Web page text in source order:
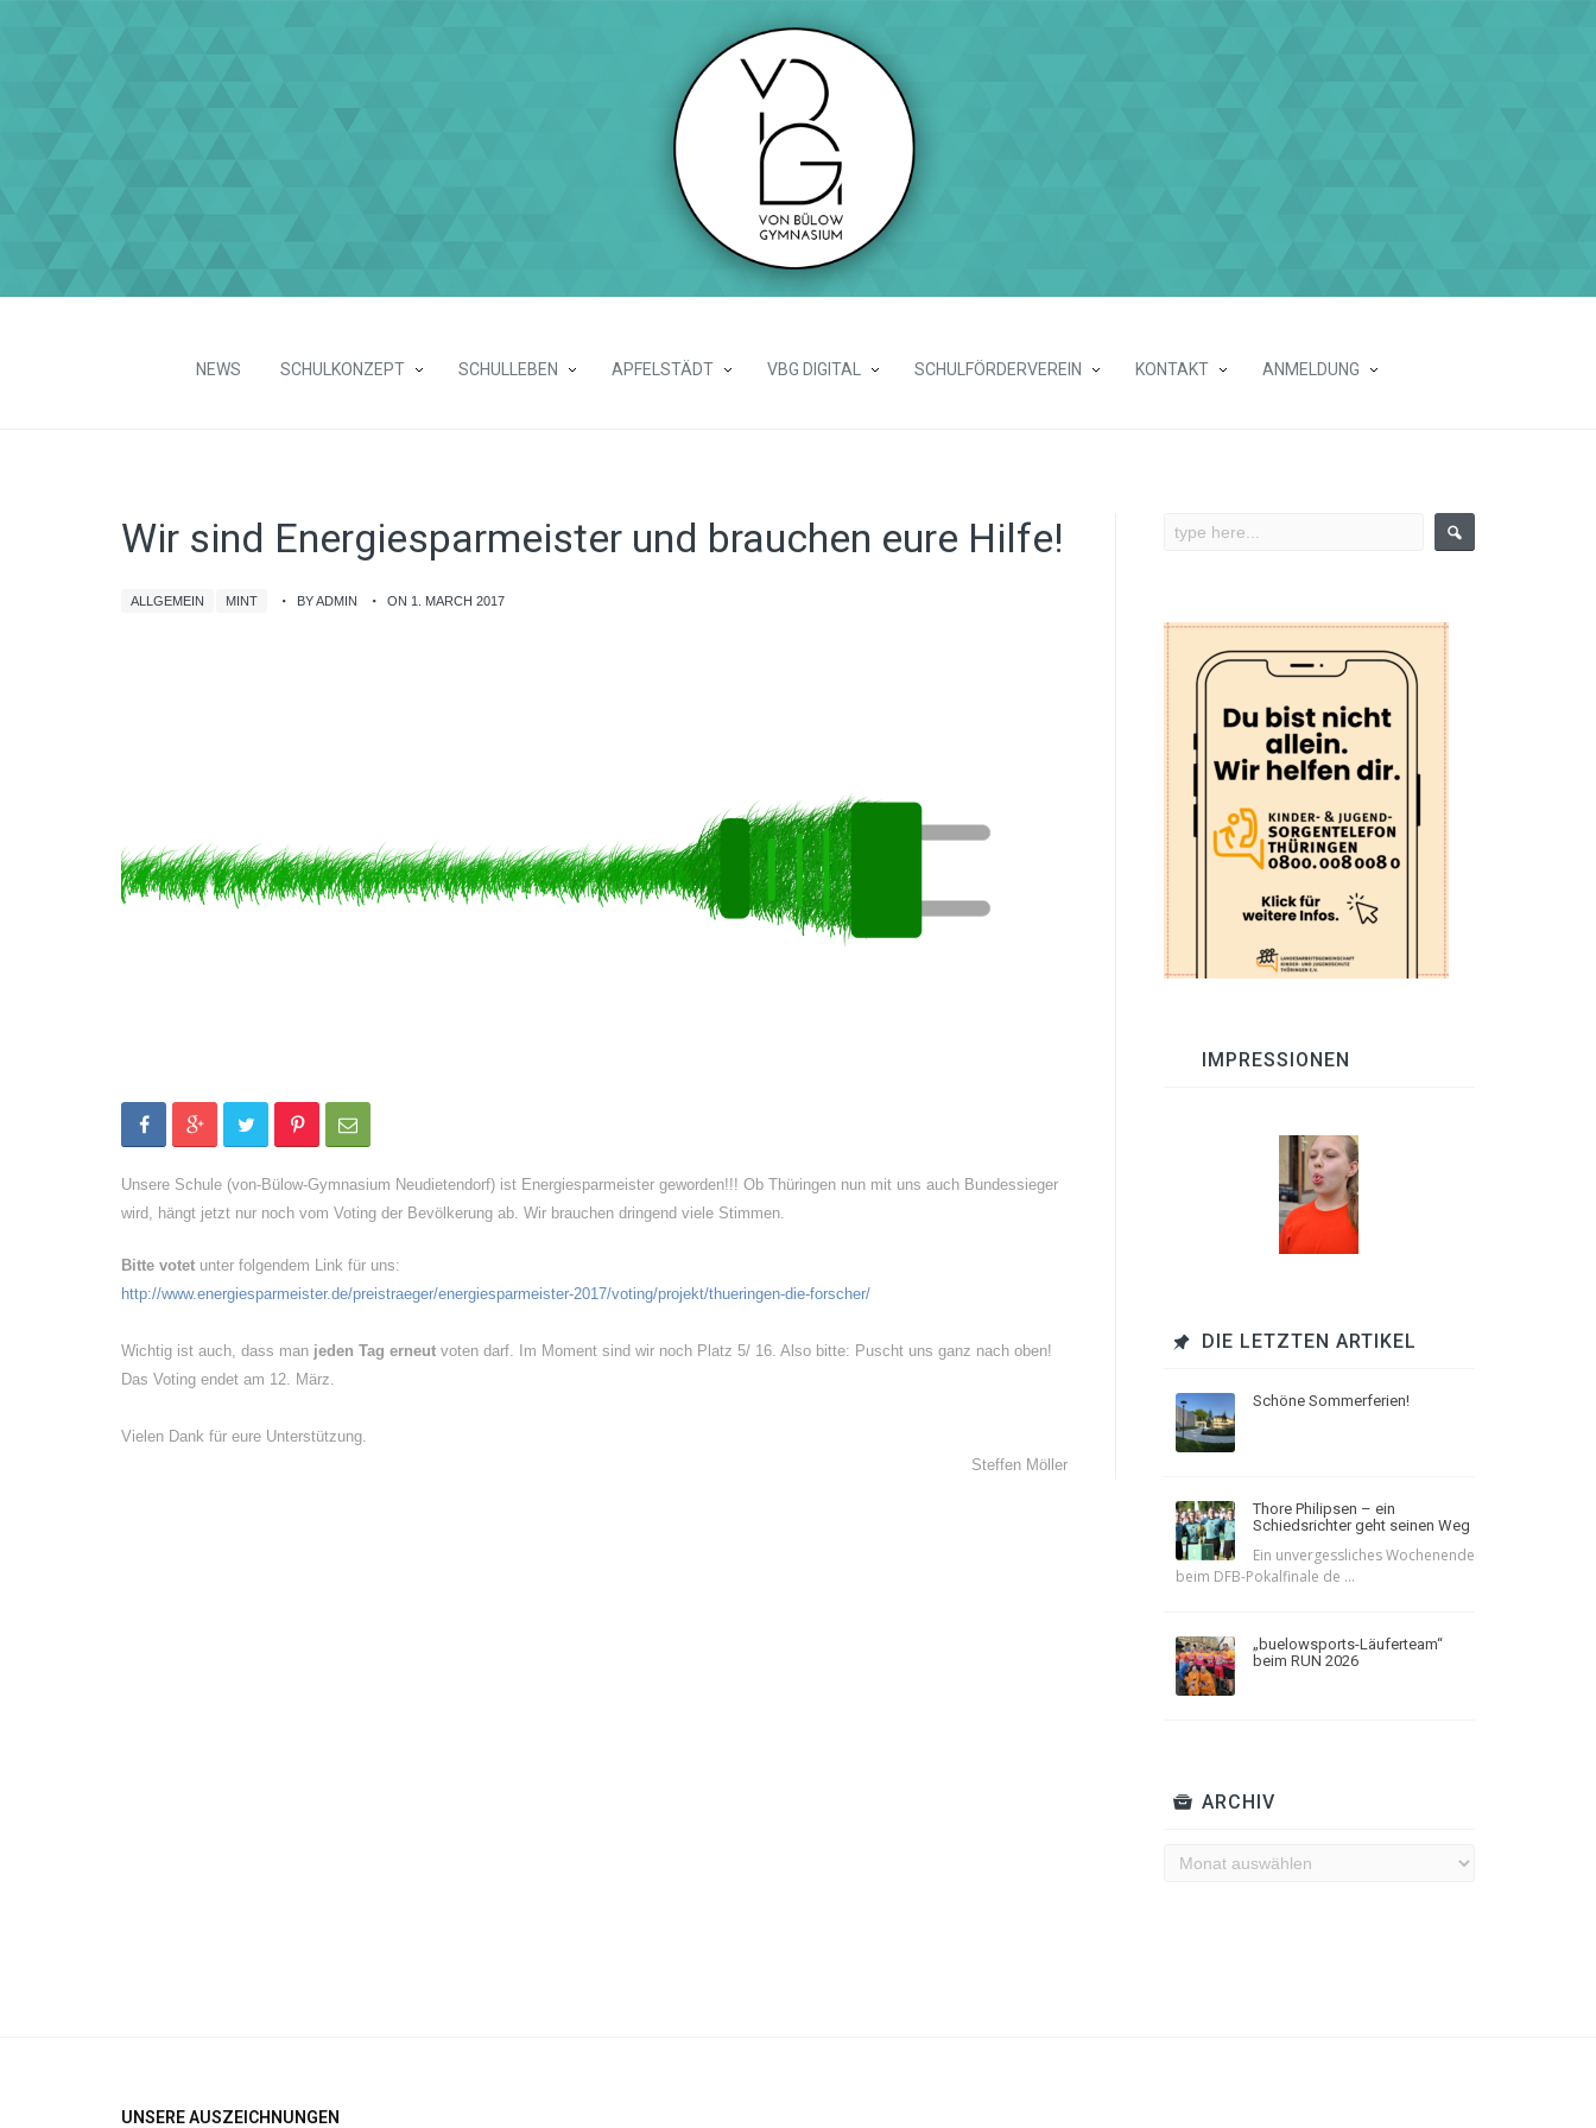
NEWS SCHULKONZEPT SCHULLEBEN APFELSTÄDT VBG DIGITAL SCHULFÖRDERVEREIN KONTAKT ANMELDUNG
Wir sind Energiesparmeister und brauchen eure Hilfe!
ALLGEMEIN MINT BY ADMIN ON 1. MARCH 2017
Unsere Schule (von-Bülow-Gymnasium Neudietendorf) ist Energiesparmeister geworden!!! Ob Thüringen nun mit uns auch Bundessieger
wird, hängt jetzt nur noch vom Voting der Bevölkerung ab. Wir brauchen dringend viele Stimmen.
Bitte votet unter folgendem Link für uns:
http://www.energiesparmeister.de/preistraeger/energiesparmeister-2017/voting/projekt/thueringen-die-forscher/
Wichtig ist auch, dass man jeden Tag erneut voten darf. Im Moment sind wir noch Platz 5/ 16. Also bitte: Puscht uns ganz nach oben!
Das Voting endet am 12. März.
Vielen Dank für eure Unterstützung.
Steffen Möller
IMPRESSIONEN
DIE LETZTEN ARTIKEL
Schöne Sommerferien!
Thore Philipsen – ein
Schiedsrichter geht seinen Weg
Ein unvergessliches Wochenende
beim DFB-Pokalfinale de ...
„buelowsports-Läuferteam“
beim RUN 2026
ARCHIV
Archiv
UNSERE AUSZEICHNUNGEN